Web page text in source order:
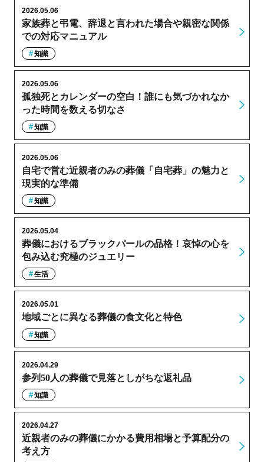
家族葬と弔電、辞退と言われた場合や親密な関係
での対応マニュアル
2026.05.06
知識
孤独死とカレンダーの空白！誰にも気づかれなか
った時間を数える切なさ
2026.05.06
知識
自宅で営む近親者のみの葬儀「自宅葬」の魅力と
現実的な準備
2026.05.06
知識
葬儀におけるブラックパールの品格！哀悼の心を
包み込む究極のジュエリー
2026.05.04
生活
地域ごとに異なる葬儀の食文化と特色
2026.05.01
知識
参列50人の葬儀で見落としがちな返礼品
2026.04.29
知識
近親者のみの葬儀にかかる費用相場と予算配分の
考え方
2026.04.27